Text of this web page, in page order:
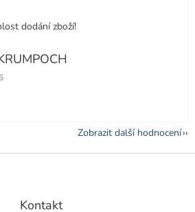
dodání zboží!
obchodu je 5 z 5 hvězdiček.
Zobrazit další hodnocení
Kontakt